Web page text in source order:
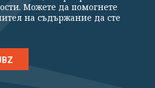
ни
Можете да помогнете
на съдържание да сте